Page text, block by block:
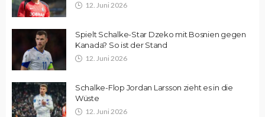
12. Juni 2026
Spielt Schalke-Star Dzeko mit Bosnien gegen
Kanada? So ist der Stand
12. Juni 2026
Schalke-Flop Jordan Larsson zieht es in die
Wüste
12. Juni 2026